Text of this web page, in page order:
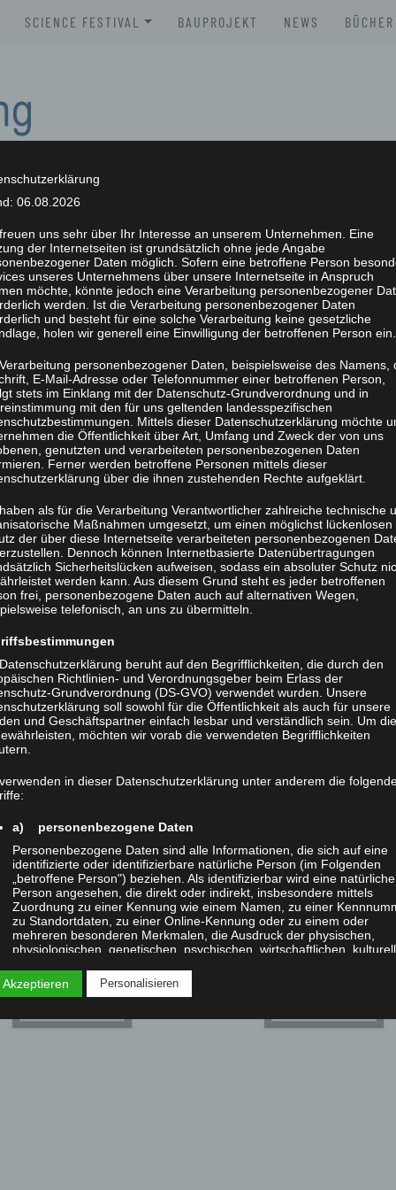
SCIENCE FESTIVAL
XLAB SCIENCE FESTIVAL 2023
SCIENCE FESTIVAL 2004-2023
BAUPROJEKT NEWS BÜCHER
06.08.2026
uns sehr über Ihr Interesse an unserem Unternehmen. Eine
der Internetseiten ist grundsätzlich ohne jede Angabe
Daten möglich. Sofern eine betroffene Person
unseres Unternehmens über unsere Internetseite in Anspruch
möchte, könnte jedoch eine Verarbeitung personenbezogener
werden. Ist die Verarbeitung personenbezogener Daten
und besteht für eine solche Verarbeitung keine gesetzliche
holen wir generell eine Einwilligung der betroffenen Person ein.
personenbezogener Daten, beispielsweise des Namens,
E-Mail-Adresse oder Telefonnummer einer betroffenen Person,
stets im Einklang mit der Datenschutz-Grundverordnung und in
mit den für uns geltenden landesspezifischen
Mittels dieser Datenschutzerklärung möchte
die Öffentlichkeit über Art, Umfang und Zweck der von uns
genutzten und verarbeiteten personenbezogenen Daten
Ferner werden betroffene Personen mittels dieser
über die ihnen zustehenden Rechte aufgeklärt.
als für die Verarbeitung Verantwortlicher zahlreiche technische
Maßnahmen umgesetzt, um einen möglichst lückenlosen
der über diese Internetseite verarbeiteten personenbezogenen
Dennoch können Internetbasierte Datenübertragungen
Sicherheitslücken aufweisen, sodass ein absoluter Schutz
werden kann. Aus diesem Grund steht es jeder betroffenen
frei, personenbezogene Daten auch auf alternativen Wegen,
telefonisch, an uns zu übermitteln.
beruht auf den Begrifflichkeiten, die durch den
Richtlinien- und Verordnungsgeber beim Erlass der
Grundverordnung (DS-GVO) verwendet wurden. Unsere
soll sowohl für die Öffentlichkeit als auch für unsere
und Geschäftspartner einfach lesbar und verständlich sein. Um
möchten wir vorab die verwendeten Begrifflichkeiten
in dieser Datenschutzerklärung unter anderem die
a) personenbezogene Daten
Personenbezogene Daten sind alle Informationen, die sich auf eine
identifizierte oder identifizierbare natürliche Person (im Folgenden
„betroffene Person") beziehen. Als identifizierbar wird eine natürliche
Person angesehen, die direkt oder indirekt, insbesondere mittels
Zuordnung zu einer Kennung wie einem Namen, zu einer
zu Standortdaten, zu einer Online-Kennung oder zu einem oder
mehreren besonderen Merkmalen, die Ausdruck der physischen,
physiologischen, genetischen, psychischen, wirtschaftlichen,
werden kann.
Betroffene Person ist jede identifizierte oder identifizierbare natürliche
Personalisieren